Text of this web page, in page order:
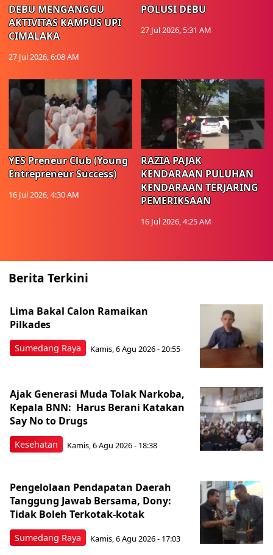
DEBU MENGANGGU
AKTIVITAS KAMPUS UPI
CIMALAKA
27 Jul 2026, 6:08 AM
POLUSI DEBU
27 Jul 2026, 5:31 AM
YES Preneur Club (Young
Entrepreneur Success)
16 Jul 2026, 4:30 AM
RAZIA PAJAK
KENDARAAN PULUHAN
KENDARAAN TERJARING
PEMERIKSAAN
16 Jul 2026, 4:25 AM
Berita Terkini
Sumedang Raya
Lima Bakal Calon Ramaikan
Pilkades
Kamis, 6 Agu 2026 - 20:55
Kesehatan
Ajak Generasi Muda Tolak Narkoba,
Kepala BNN: Harus Berani Katakan
Say No to Drugs
Kamis, 6 Agu 2026 - 18:38
Sumedang Raya
Pengelolaan Pendapatan Daerah
Tanggung Jawab Bersama, Dony:
Tidak Boleh Terkotak-kotak
Kamis, 6 Agu 2026 - 17:03